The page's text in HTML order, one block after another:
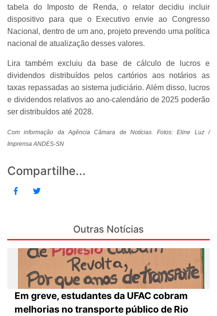
tabela do Imposto de Renda, o relator decidiu incluir
dispositivo para que o Executivo envie ao Congresso
Nacional, dentro de um ano, projeto prevendo uma política
nacional de atualização desses valores.
Lira também excluiu da base de cálculo de lucros e
dividendos distribuídos pelos cartórios aos notários as
taxas repassadas ao sistema judiciário. Além disso, lucros
e dividendos relativos ao ano-calendário de 2025 poderão
ser distribuídos até 2028.
Com informação da Agência Câmara de Notícias. Fotos: Eline Luz /
Imprensa ANDES-SN
Compartilhe...
Outras Notícias
Em greve, estudantes da UFAC cobram
melhorias no transporte público de Rio